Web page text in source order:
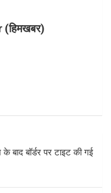
बाद बॉर्डर पर टाइट की गई